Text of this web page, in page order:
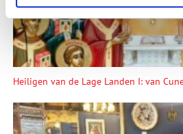
Heiligen van de Lage Landen I: van